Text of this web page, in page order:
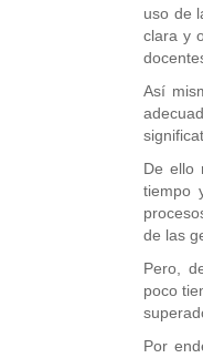
uso de
clara y
Así
De ello
tiempo
de las
Pero,
poco
Por